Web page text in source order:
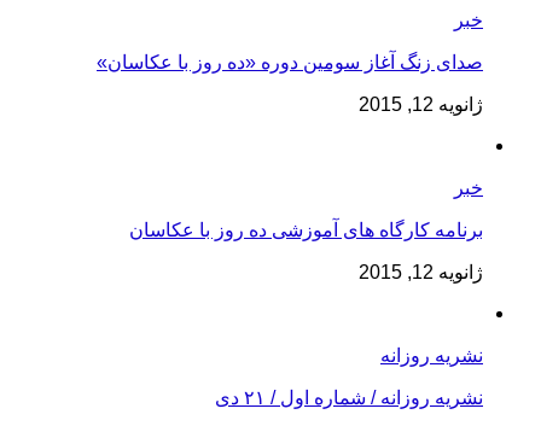
خبر
صدای زنگ آغاز سومین دوره «ده روز با عکاسان»
ژانویه 12, 2015
خبر
برنامه کارگاه های آموزشی ده روز با عکاسان
ژانویه 12, 2015
نشریه روزانه
نشریه روزانه / شماره اول / ۲۱ دی